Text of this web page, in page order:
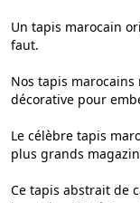
Un tapis marocain
faut.
Nos tapis
décorative pour
Le célèbre tapis
plus grands
Ce tapis abstrait de